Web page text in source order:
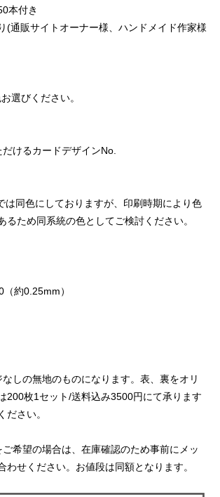
本付き
(通販サイトオーナー様、ハンドメイド作家様
選びください。
けるカードデザインNo.
同色にしておりますが、印刷時期により色
るため同系統の色としてご検討ください。
約0.25mm）
しの無地のものになります。表、裏をオリ
200枚1セット/送料込み3500円にて承ります
ださい。
希望の場合は、在庫確認のため事前にメッ
わせください。お値段は同額となります。